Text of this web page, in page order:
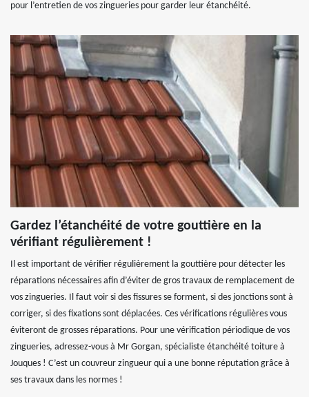
pour l’entretien de vos zingueries pour garder leur étanchéité.
Gardez l’étanchéité de votre gouttière en la
vérifiant régulièrement !
Il est important de vérifier régulièrement la gouttière pour détecter les
réparations nécessaires afin d’éviter de gros travaux de remplacement de
vos zingueries. Il faut voir si des fissures se forment, si des jonctions sont à
corriger, si des fixations sont déplacées. Ces vérifications régulières vous
éviteront de grosses réparations. Pour une vérification périodique de vos
zingueries, adressez-vous à Mr Gorgan, spécialiste étanchéité toiture à
Jouques ! C’est un couvreur zingueur qui a une bonne réputation grâce à
ses travaux dans les normes !